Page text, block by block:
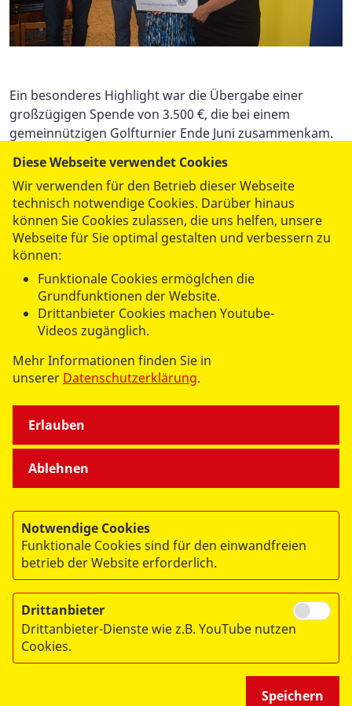
Ein besonderes Highlight war die Übergabe einer
großzügigen Spende von 3.500 €, die bei einem
gemeinnützigen Golfturnier Ende Juni zusammenkam.
Menschen ihre letzten Herzenswünsche und
ermöglicht ihnen unvergessliche Momente.
Wir sind dankbar für die Unterstützung und das
Engagement aller Beteiligten und möchten ein
herzliches Dankeschön an den Lions Club und alle
Unterstützer sagen!
© 2026 Arbeiter-Samariter-Bund Baden-Württemberg e.V.
Region Südbaden
Impressum
Datenschutz
Diese Webseite verwendet Cookies
Wir verwenden für den Betrieb dieser Webseite
technisch notwendige Cookies. Darüber hinaus
können Sie Cookies zulassen, die uns helfen, unsere
Webseite für Sie optimal gestalten und verbessern zu
können:
Funktionale Cookies ermöglchen die
Grundfunktionen der Website.
Drittanbieter Cookies machen Youtube-
Videos zugänglich.
Mehr Informationen finden Sie in
unserer Datenschutzerklärung.
Ablehnen
Erlauben
Notwendige Cookies
Funktionale Cookies sind für den einwandfreien
betrieb der Website erforderlich.
Drittanbieter
Drittanbieter-Dienste wie z.B. YouTube nutzen
Cookies.
Speichern